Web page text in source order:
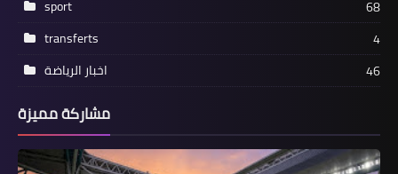
sport
68
transferts
4
اخبار الرياضة
46
مشاركة مميزة